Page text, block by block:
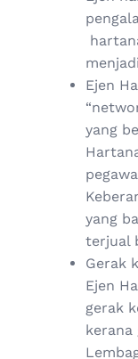
Ejen
yang
yang
terjual
Gerak
Ejen
gerak
kerana